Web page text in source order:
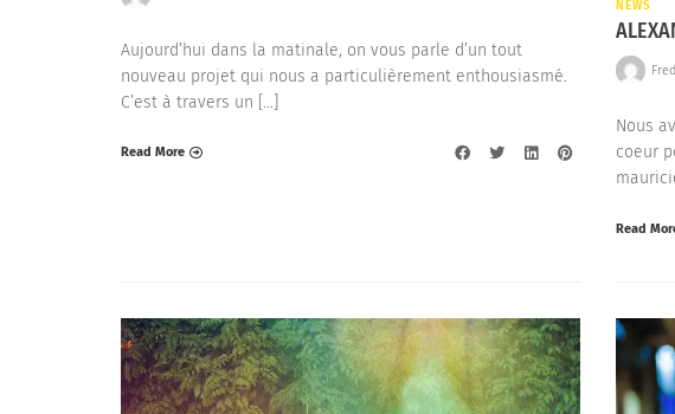
Aujourd’hui dans la matinale, on vous parle d’un tout
nouveau projet qui nous a particulièrement enthousiasmé.
C’est à travers un […]
Read More
NEWS
Fred
Nous
coeur
Read